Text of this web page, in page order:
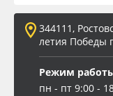
344111,
летия Победы
Режим
пн - пт 9:00 -